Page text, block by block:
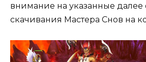
внимание на указанные далее
скачивания Мастера Снов на